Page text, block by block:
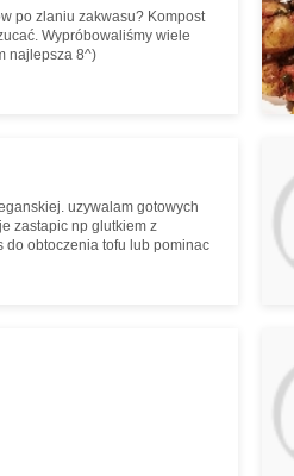
po zlaniu zakwasu? Kompost
Wypróbowaliśmy wiele
najlepsza 8^)
uzywalam gotowych
zastapic np glutkiem z
obtoczenia tofu lub pominac